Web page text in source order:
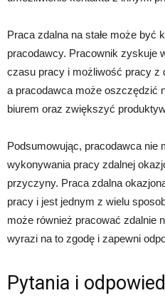
Praca zdalna na stałe może być
pracodawcy. Pracownik zyskuje
czasu pracy i możliwość pracy z
a pracodawca może oszczędzić
biurem oraz zwiększyć
Podsumowując, pracodawca nie
wykonywania pracy zdalnej
przyczyny. Praca zdalna
pracy i jest jednym z wielu
może również pracować zdalnie
wyrazi na to zgodę i zapewni
Pytania i